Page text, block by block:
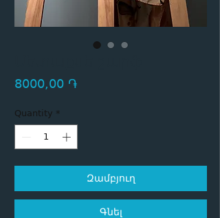
8000,00 ֏Price
Quantity *
Զամբյուղ
Գնել